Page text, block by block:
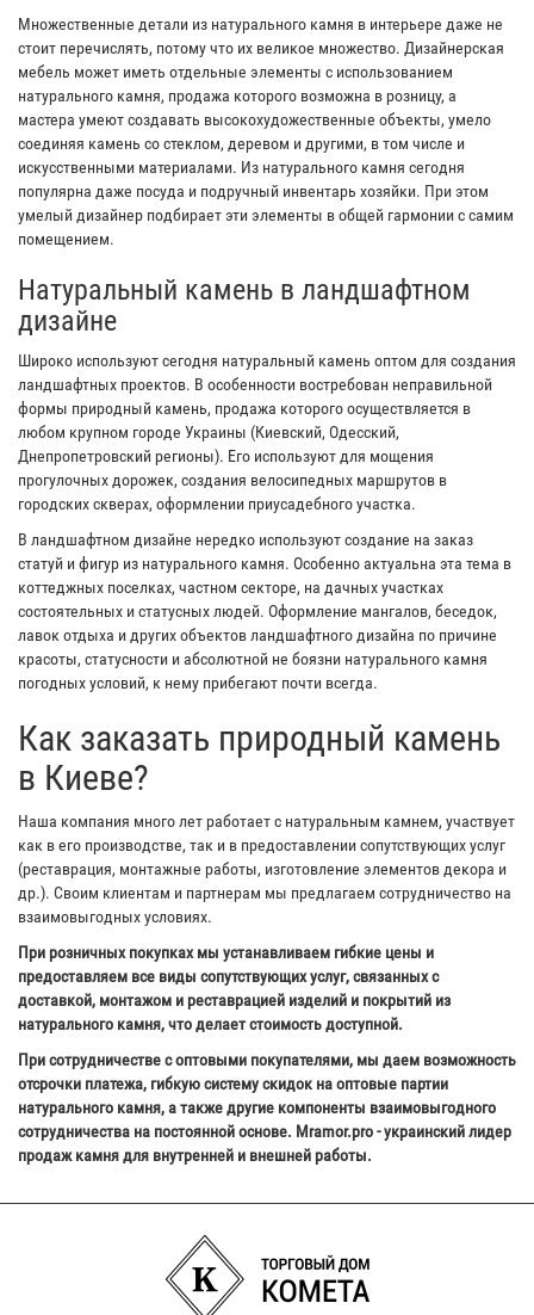
Множественные детали из натурального камня в интерьере даже не
стоит перечислять, потому что их великое множество. Дизайнерская
мебель может иметь отдельные элементы с использованием
натурального камня, продажа которого возможна в розницу, а
мастера умеют создавать высокохудожественные объекты, умело
соединяя камень со стеклом, деревом и другими, в том числе и
искусственными материалами. Из натурального камня сегодня
популярна даже посуда и подручный инвентарь хозяйки. При этом
умелый дизайнер подбирает эти элементы в общей гармонии с самим
помещением.
Натуральный камень в ландшафтном
дизайне
Широко используют сегодня натуральный камень оптом для создания
ландшафтных проектов. В особенности востребован неправильной
формы природный камень, продажа которого осуществляется в
любом крупном городе Украины (Киевский, Одесский,
Днепропетровский регионы). Его используют для мощения
прогулочных дорожек, создания велосипедных маршрутов в
городских скверах, оформлении приусадебного участка.
В ландшафтном дизайне нередко используют создание на заказ
статуй и фигур из натурального камня. Особенно актуальна эта тема в
коттеджных поселках, частном секторе, на дачных участках
состоятельных и статусных людей. Оформление мангалов, беседок,
лавок отдыха и других объектов ландшафтного дизайна по причине
красоты, статусности и абсолютной не боязни натурального камня
погодных условий, к нему прибегают почти всегда.
Как заказать природный камень
в Киеве?
Наша компания много лет работает с натуральным камнем, участвует
как в его производстве, так и в предоставлении сопутствующих услуг
(реставрация, монтажные работы, изготовление элементов декора и
др.). Своим клиентам и партнерам мы предлагаем сотрудничество на
взаимовыгодных условиях.
При розничных покупках мы устанавливаем гибкие цены и
предоставляем все виды сопутствующих услуг, связанных с
доставкой, монтажом и реставрацией изделий и покрытий из
натурального камня, что делает стоимость доступной.
При сотрудничестве с оптовыми покупателями, мы даем возможность
отсрочки платежа, гибкую систему скидок на оптовые партии
натурального камня, а также другие компоненты взаимовыгодного
сотрудничества на постоянной основе. Mramor.pro - украинский лидер
продаж камня для внутренней и внешней работы.